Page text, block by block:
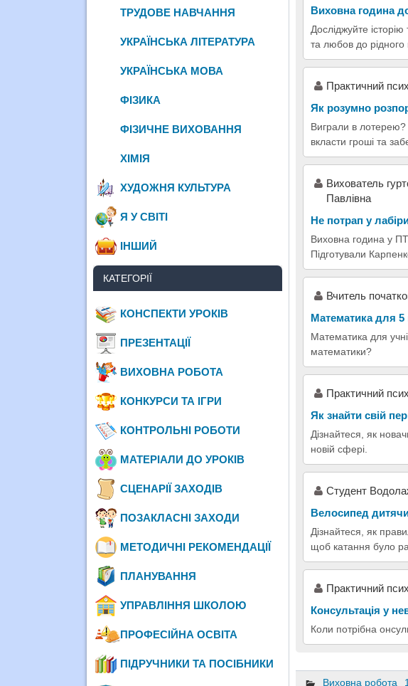
Виховна година
Досліджуйте
та любов до рідного
Практичний
Як розумно
Виграли в лотерею?
вкласти гроші та
Вихователь
Павлівна
Не потрап у
Виховна година у
Підготували
Вчитель
Математика для 5
Математика для
математики?
Практичний
Як знайти свій
Дізнайтеся, як
новій сфері.
Студент
Велосипед
Дізнайтеся, як
щоб катання було
Практичний
Консультація у
Коли потрібна
Виховна робота
ТРУДОВЕ НАВЧАННЯ
УКРАЇНСЬКА ЛІТЕРАТУРА
УКРАЇНСЬКА МОВА
ФІЗИКА
ФІЗИЧНЕ ВИХОВАННЯ
ХІМІЯ
ХУДОЖНЯ КУЛЬТУРА
Я У СВІТІ
ІНШИЙ
КАТЕГОРІЇ
КОНСПЕКТИ УРОКІВ
ПРЕЗЕНТАЦІЇ
ВИХОВНА РОБОТА
КОНКУРСИ ТА ІГРИ
КОНТРОЛЬНІ РОБОТИ
МАТЕРІАЛИ ДО УРОКІВ
СЦЕНАРІЇ ЗАХОДІВ
ПОЗАКЛАСНІ ЗАХОДИ
МЕТОДИЧНІ РЕКОМЕНДАЦІЇ
ПЛАНУВАННЯ
УПРАВЛІННЯ ШКОЛОЮ
ПРОФЕСІЙНА ОСВІТА
ПІДРУЧНИКИ ТА ПОСІБНИКИ